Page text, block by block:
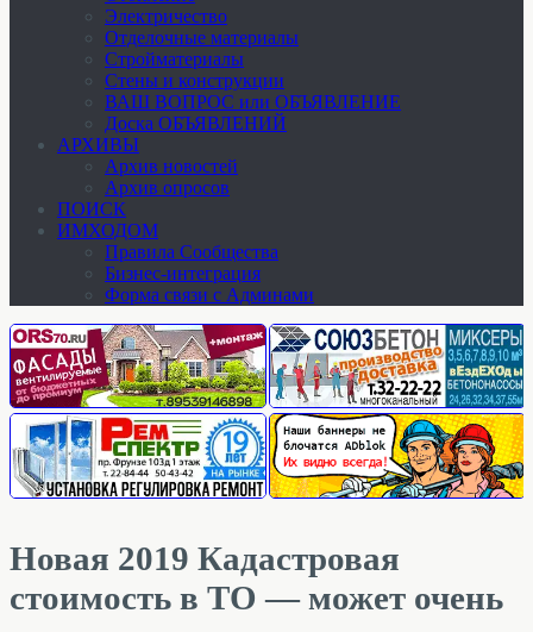
Электричество
Отделочные материалы
Стройматериалы
Стены и конструкции
ВАШ ВОПРОС или ОБЪЯВЛЕНИЕ
Доска ОБЪЯВЛЕНИЙ
АРХИВЫ
Архив новостей
Архив опросов
ПОИСК
ИМХОДОМ
Правила Сообщества
Бизнес-интеграция
Форма связи с Админами
Новая 2019 Кадастровая
стоимость в ТО — может очень